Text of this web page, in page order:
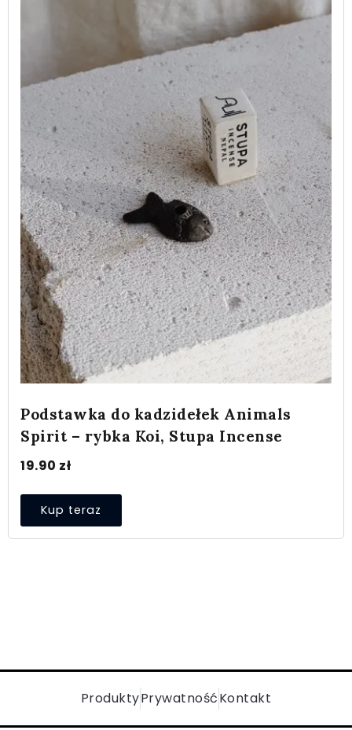
Podstawka do kadzidełek Animals
Spirit – rybka Koi, Stupa Incense
19.90 zł
Kup teraz
ProduktyPrywatnośćKontakt